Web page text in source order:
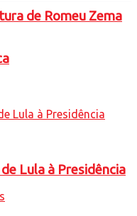
de Romeu Zema
Lula à Presidência